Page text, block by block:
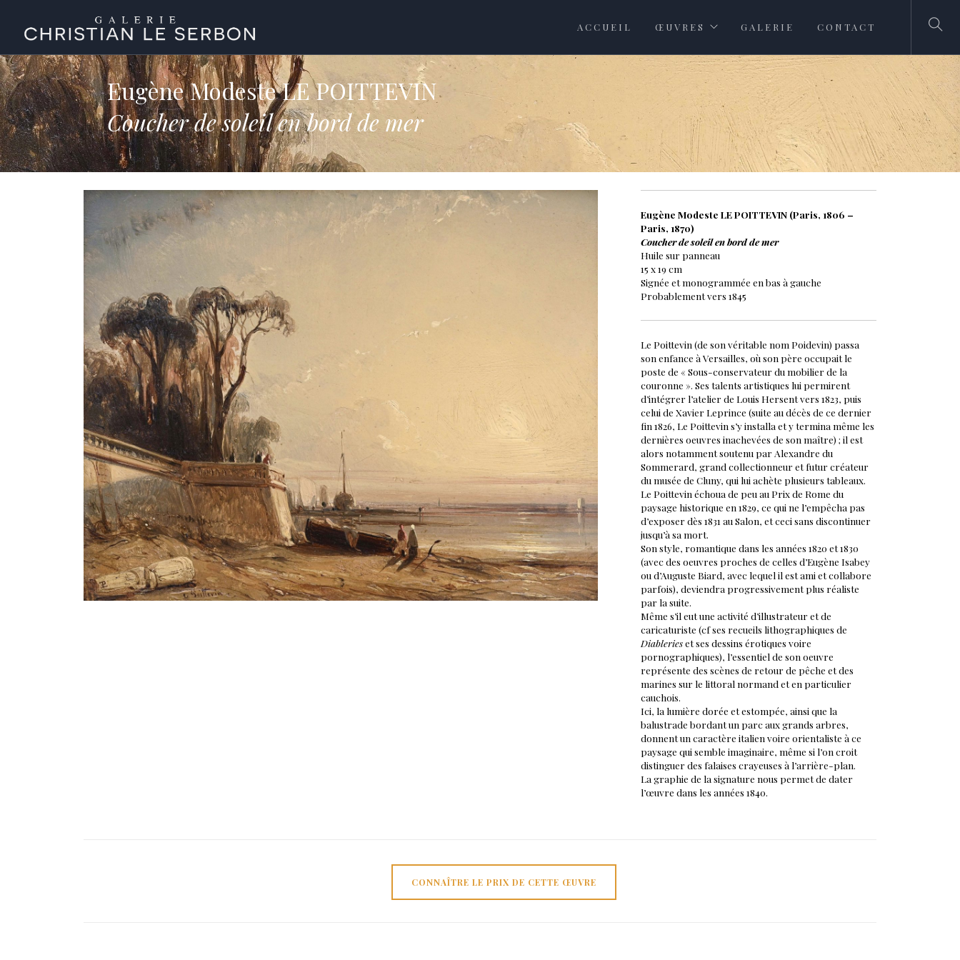
ACCUEIL ŒUVRES GALERIE CONTACT
Eugène Modeste LE POITTEVIN
Coucher de soleil en bord de mer
Eugène Modeste LE POITTEVIN (Paris, 1806 –
Paris, 1870)
Coucher de soleil en bord de mer
Huile sur panneau
15 x 19 cm
Signée et monogrammée en bas à gauche
Probablement vers 1845
Le Poittevin (de son véritable nom Poidevin) passa
son enfance à Versailles, où son père occupait le
poste de « Sous-conservateur du mobilier de la
couronne ». Ses talents artistiques lui permirent
d’intégrer l’atelier de Louis Hersent vers 1823, puis
celui de Xavier Leprince (suite au décès de ce dernier
fin 1826, Le Poittevin s’y installa et y termina même les
dernières oeuvres inachevées de son maître) ; il est
alors notamment soutenu par Alexandre du
Sommerard, grand collectionneur et futur créateur
du musée de Cluny, qui lui achète plusieurs tableaux.
Le Poittevin échoua de peu au Prix de Rome du
paysage historique en 1829, ce qui ne l’empêcha pas
d’exposer dès 1831 au Salon, et ceci sans discontinuer
jusqu’à sa mort.
Son style, romantique dans les années 1820 et 1830
(avec des oeuvres proches de celles d’Eugène Isabey
ou d’Auguste Biard, avec lequel il est ami et collabore
parfois), deviendra progressivement plus réaliste
par la suite.
Même s’il eut une activité d’illustrateur et de
caricaturiste (cf ses recueils lithographiques de
Diablerieset ses dessins érotiques voire
pornographiques), l’essentiel de son oeuvre
représente des scènes de retour de pêche et des
marines sur le littoral normand et en particulier
cauchois.
Ici, la lumière dorée et estompée, ainsi que la
balustrade bordant un parc aux grands arbres,
donnent un caractère italien voire orientaliste à ce
paysage qui semble imaginaire, même si l’on croit
distinguer des falaises crayeuses à l’arrière-plan.
La graphie de la signature nous permet de dater
l’œuvre dans les années 1840.
CONNAÎTRE LE PRIX DE CETTE ŒUVRE